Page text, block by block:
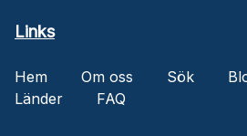
Links
Hem Om oss Sök
Länder
FAQ